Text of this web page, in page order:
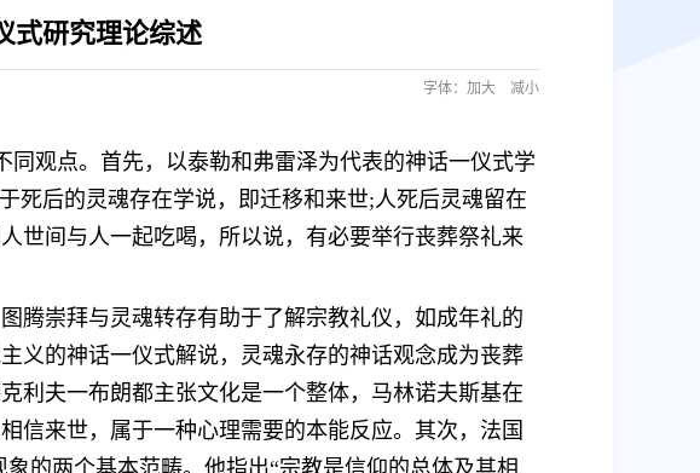
式研究理论综述
字体： 加大 减小
观点。首先，以泰勒和弗雷泽为代表的神话一仪式学
死后的灵魂存在学说，即迁移和来世;人死后灵魂留在
世间与人一起吃喝，所以说，有必要举行丧葬祭礼来
腾崇拜与灵魂转存有助于了解宗教礼仪，如成年礼的
义的神话一仪式解说，灵魂永存的神话观念成为丧葬
利夫一布朗都主张文化是一个整体，马林诺夫斯基在
信来世，属于一种心理需要的本能反应。其次，法国
的两个基本范畴。他指出“宗教是信仰的总体及其相